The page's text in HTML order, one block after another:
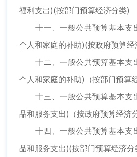
福利支出)(按部门预算经济分类)
十一、一般公共预算基本支
个人和家庭的补助)(按政府预算经
十二、一般公共预算基本支
个人和家庭的补助)（按部门预算
十三、一般公共预算基本支
品和服务支出)（按政府预算经济分
十四、一般公共预算基本支
品和服务支出)(按部门预算经济分